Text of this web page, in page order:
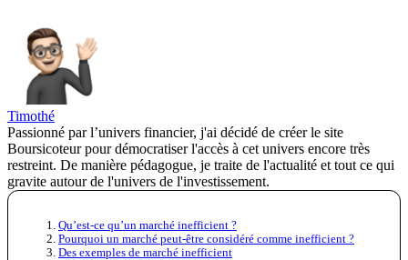
Timothé
Passionné par l’univers financier, j'ai décidé de créer le site
Boursicoteur pour démocratiser l'accès à cet univers encore très
restreint. De manière pédagogue, je traite de l'actualité et tout ce qui
gravite autour de l'univers de l'investissement.
Qu’est-ce qu’un marché inefficient ?
Pourquoi un marché peut-être considéré comme inefficient ?
Des exemples de marché inefficient